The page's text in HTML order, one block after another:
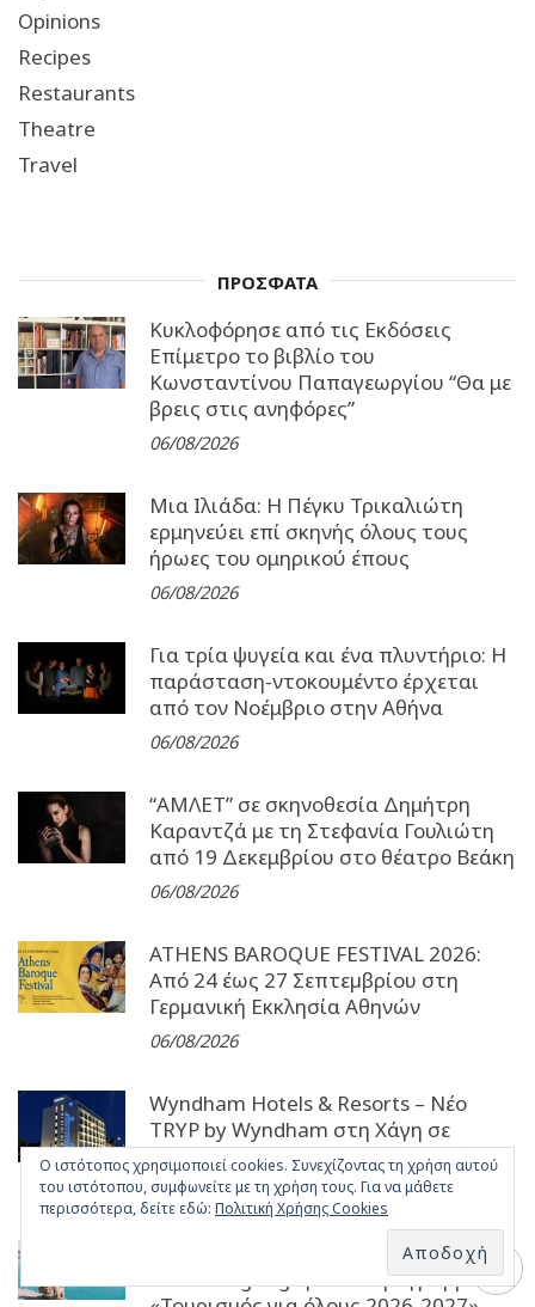
Opinions
Recipes
Restaurants
Theatre
Travel
ΠΡΟΣΦΑΤΑ
Κυκλοφόρησε από τις Εκδόσεις
Επίμετρο το βιβλίο του
Κωνσταντίνου Παπαγεωργίου “Θα με
βρεις στις ανηφόρες”
06/08/2026
Μια Ιλιάδα: H Πέγκυ Τρικαλιώτη
ερμηνεύει επί σκηνής όλους τους
ήρωες του ομηρικού έπους
06/08/2026
Για τρία ψυγεία και ένα πλυντήριο: Η
παράσταση-ντοκουμέντο έρχεται
από τον Νοέμβριο στην Αθήνα
06/08/2026
“ΑΜΛΕΤ” σε σκηνοθεσία Δημήτρη
Καραντζά με τη Στεφανία Γουλιώτη
από 19 Δεκεμβρίου στο θέατρο Βεάκη
06/08/2026
ATHENS BAROQUE FESTIVAL 2026:
Από 24 έως 27 Σεπτεµβρίου στη
Γερµανική Εκκλησία Αθηνών
06/08/2026
Wyndham Hotels & Resorts – Νέο
TRYP by Wyndham στη Χάγη σε
ιστορικό παραθαλάσσιο ξενοδοχείο
06/08/2026
Ξεκίνησαν οι αιτήσεις στο
vouchers.gov.gr για το Πρόγραμμα
Ο ιστότοπος χρησιμοποιεί cookies. Συνεχίζοντας τη χρήση αυτού
του ιστότοπου, συμφωνείτε με τη χρήση τους. Για να μάθετε
περισσότερα, δείτε εδώ: Πολιτική Χρήσης Cookies